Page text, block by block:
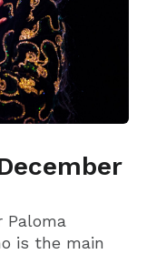
Paloma
is the main